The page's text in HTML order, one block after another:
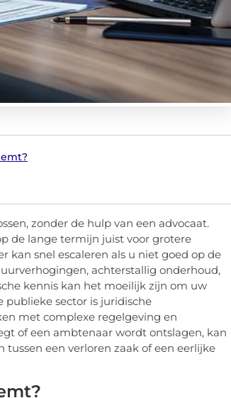
zonder de hulp van een advocaat.
de lange termijn juist voor grotere
kan snel escaleren als u niet goed op de
achterstallig onderhoud,
kennis kan het moeilijk zijn om uw
publieke sector is juridische
met complexe regelgeving en
of een ambtenaar wordt ontslagen, kan
een verloren zaak of een eerlijke